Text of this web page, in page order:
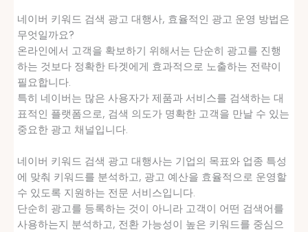
네이버 키워드 검색 광고 대행사, 효율적인 광고 운영 방법은
무엇일까요?
온라인에서 고객을 확보하기 위해서는 단순히 광고를 진행
하는 것보다 정확한 타겟에게 효과적으로 노출하는 전략이
필요합니다.
특히 네이버는 많은 사용자가 제품과 서비스를 검색하는 대
표적인 플랫폼으로, 검색 의도가 명확한 고객을 만날 수 있는
중요한 광고 채널입니다.
네이버 키워드 검색 광고 대행사는 기업의 목표와 업종 특성
에 맞춰 키워드를 분석하고, 광고 예산을 효율적으로 운영할
수 있도록 지원하는 전문 서비스입니다.
단순히 광고를 등록하는 것이 아니라 고객이 어떤 검색어를
사용하는지 분석하고, 전환 가능성이 높은 키워드를 중심으